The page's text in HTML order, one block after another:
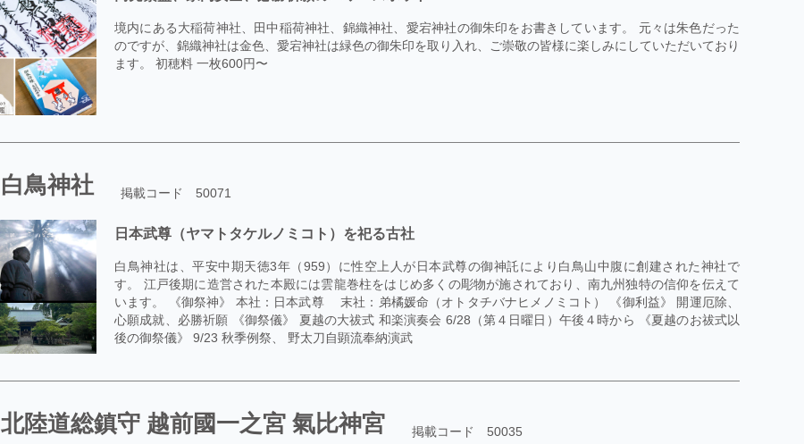
境内にある大稲荷神社、田中稲荷神社、錦織神社、愛宕神社の御朱印をお書きしています。 元々は朱色だった
のですが、錦織神社は金色、愛宕神社は緑色の御朱印を取り入れ、ご崇敬の皆様に楽しみにしていただいており
ます。 初穂料 一枚600円〜
白鳥神社 掲載コード 50071
日本武尊（ヤマトタケルノミコト）を祀る古社
白鳥神社は、平安中期天徳3年（959）に性空上人が日本武尊の御神託により白鳥山中腹に創建された神社で
す。 江戸後期に造営された本殿には雲龍巻柱をはじめ多くの彫物が施されており、南九州独特の信仰を伝えて
います。 《御祭神》 本社：日本武尊 末社：弟橘媛命（オトタチバナヒメノミコト） 《御利益》 開運厄除、
心願成就、必勝祈願 《御祭儀》 夏越の大祓式 和楽演奏会 6/28（第４日曜日）午後４時から 《夏越のお祓式以
後の御祭儀》 9/23 秋季例祭、 野太刀自顕流奉納演武
北陸道総鎮守 越前國一之宮 氣比神宮 掲載コード 50035